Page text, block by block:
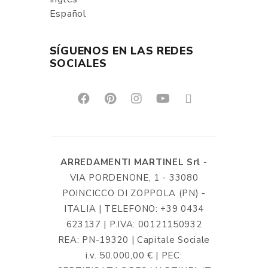
Español
SÍGUENOS EN LAS REDES
SOCIALES
ARREDAMENTI MARTINEL Srl -
VIA PORDENONE, 1 - 33080
POINCICCO DI ZOPPOLA (PN) -
ITALIA | TELEFONO: +39 0434
623137 | P.IVA: 00121150932
REA: PN-19320 | Capitale Sociale
i.v. 50.000,00 € | PEC: